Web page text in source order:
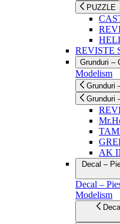
PUZZLE
REVISTE
Grunduri –
Modelism
Grunduri
Grunduri
AK
Decal –
Decal –
Modelism
Decal – Piese Foto-Gravate și Zimmerit